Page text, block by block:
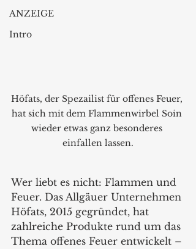
ANZEIGE
Intro
Höfats, der Spezailist für offenes Feuer,
hat sich mit dem Flammenwirbel Soin
wieder etwas ganz besonderes
einfallen lassen.
Wer liebt es nicht: Flammen und
Feuer. Das Allgäuer Unternehmen
Höfats, 2015 gegründet, hat
zahlreiche Produkte rund um das
Thema offenes Feuer entwickelt –